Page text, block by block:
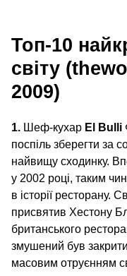
Топ-10
світу
2009)
1. Шеф-кухар El Bulli
поспіль зберегти за
найвищу сходинку.
у 2002 році, таким
в історії ресторану.
присвятив Хестону
британського
змушений був
масовим отруєнням